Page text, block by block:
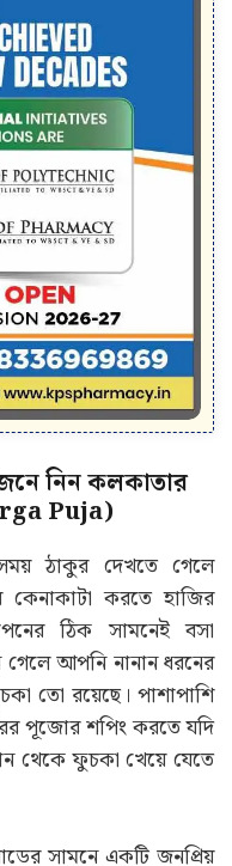
নিন কলকাতার
Puja)
ঠাকুর দেখতে গেলে
করতে হাজির
ঠিক সামনেই বসা
গেলে আপনি নানান ধরনের
তো রয়েছে। পাশাপাশি
পূজোর শপিং করতে যদি
থেকে ফুচকা খেয়ে যেতে
সামনে একটি জনপ্রিয়